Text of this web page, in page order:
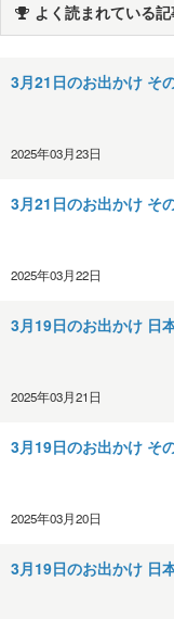
よく読まれている
3月21日のお出かけ そ
2025年03月23日
3月21日のお出かけ そ
2025年03月22日
3月19日のお出かけ 日
2025年03月21日
3月19日のお出かけ そ
2025年03月20日
3月19日のお出かけ 日